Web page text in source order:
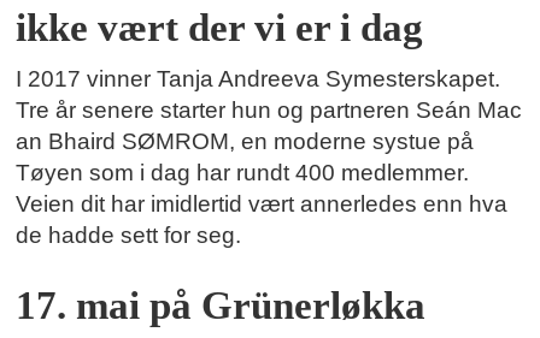
ikke vært der vi er i dag
I 2017 vinner Tanja Andreeva Symesterskapet.
Tre år senere starter hun og partneren Seán Mac
an Bhaird SØMROM, en moderne systue på
Tøyen som i dag har rundt 400 medlemmer.
Veien dit har imidlertid vært annerledes enn hva
de hadde sett for seg.
17. mai på Grünerløkka